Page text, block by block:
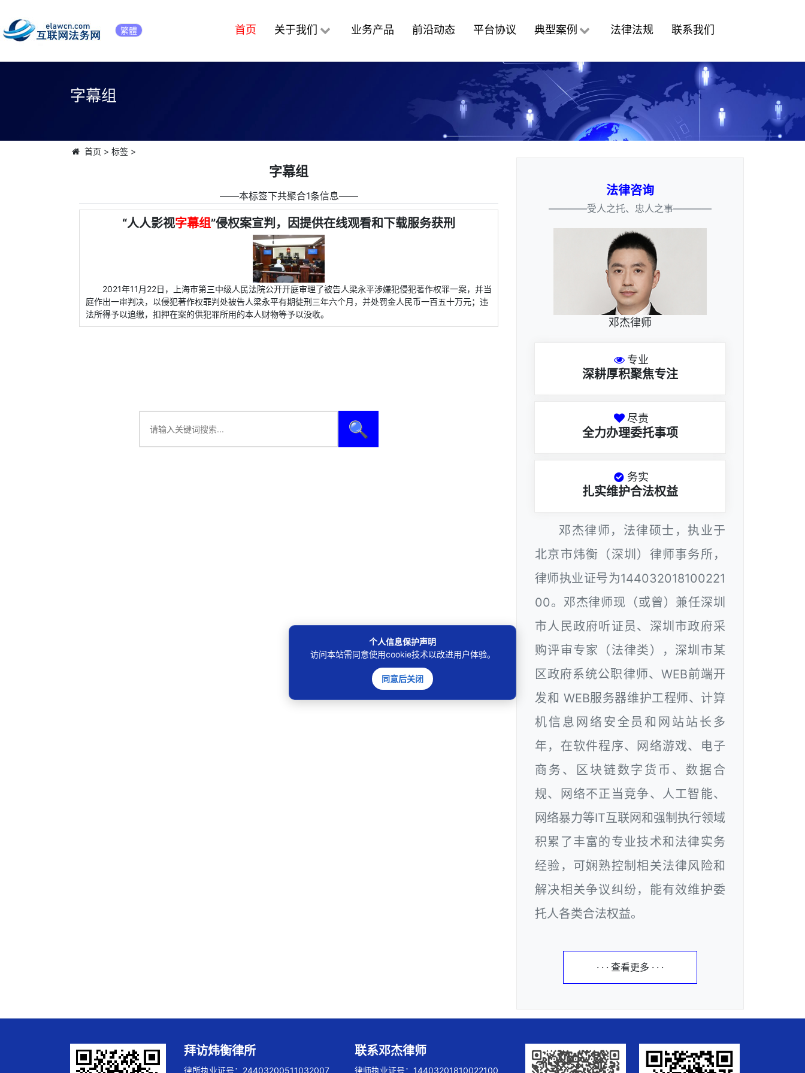
繁體 首页 关于我们 业务产品 前沿动态 平台协议 典型案例 法律法规 联系我们
字幕组
首页 > 标签>
字幕组
――本标签下共聚合1条信息――
“人人影视字幕组”侵权案宣判，因提供在线观看和下载服务获刑
2021年11月22日，上海市第三中级人民法院公开开庭审理了被告人梁永平涉嫌犯侵犯著作权罪一案，并当
庭作出一审判决，以侵犯著作权罪判处被告人梁永平有期徒刑三年六个月，并处罚金人民币一百五十万元；违
法所得予以追缴，扣押在案的供犯罪所用的本人财物等予以没收。
🔍
法律咨询
————受人之托、忠人之事————
邓杰律师
专业
深耕厚积聚焦专注
尽责
全力办理委托事项
务实
扎实维护合法权益
邓杰律师，法律硕士，执业于
北京市炜衡（深圳）律师事务所，
律师执业证号为144032018100221
00。邓杰律师现（或曾）兼任深圳
市人民政府听证员、深圳市政府采
购评审专家（法律类），深圳市某
区政府系统公职律师、WEB前端开
发和 WEB服务器维护工程师、计算
机信息网络安全员和网站站长多
年，在软件程序、网络游戏、电子
商务、区块链数字货币、数据合
规、网络不正当竞争、人工智能、
网络暴力等IT互联网和强制执行领域
积累了丰富的专业技术和法律实务
经验，可娴熟控制相关法律风险和
解决相关争议纠纷，能有效维护委
托人各类合法权益。
· · · 查看更多 · · ·
拜访炜衡律所
律所执业证号：24403200511032007
联系邓杰律师
律师执业证号：14403201810022100
个人信息保护声明
访问本站需同意使用cookie技术以改进用户体验。
同意后关闭